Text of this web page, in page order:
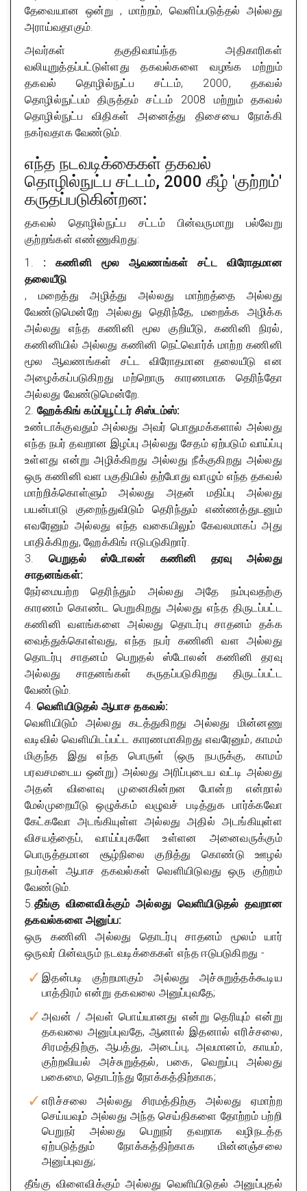
தேவையான ஒன்று , மாற்றம், வெளிப்படுத்தல் அல்லது
அராய்வதாகும்.
அவர்கள் தகுதிவாய்ந்த அதிகாரிகள்
வலியுறுத்தப்பட்டுள்ளது தகவல்களை வழங்க மற்றும்
தகவல் தொழில்நுட்ப சட்டம், 2000, தகவல்
தொழில்நுட்பம் திருத்தம் சட்டம் 2008 மற்றும் தகவல்
தொழில்நுட்ப விதிகள் அனைத்து திசையை நோக்கி
நகர்வதாக வேண்டும்.
எந்த நடவடிக்கைகள் தகவல்
தொழில்நுட்ப சட்டம், 2000 கீழ் 'குற்றம்'
கருதப்படுகின்றன:
தகவல் தொழில்நுட்ப சட்டம் பின்வருமாறு பல்வேறு
குற்றங்கள் எண்ணுகிறது:
1. : கணினி மூல ஆவணங்கள் சட்ட விரோதமான
தலையீடு
, மறைத்து அழித்து அல்லது மாற்றத்தை அல்லது
வேண்டுமென்றே அல்லது தெரிந்தே, மறைக்க அழிக்க
அல்லது எந்த கணினி மூல குறியீடு, கணினி நிரல்,
கணினியில் அல்லது கணினி நெட்வொர்க் மாற்ற கணினி
மூல ஆவணங்கள் சட்ட விரோதமான தலையீடு என
அழைக்கப்படுகிறது மற்றொரு காரணமாக தெரிந்தோ
அல்லது வேண்டுமென்றே.
2. ஹேக்கிங் கம்ப்யூட்டர் சிஸ்டம்ஸ்:
உண்டாக்குவதும் அல்லது அவர் பொதுமக்களால் அல்லது
எந்த நபர் தவறான இழப்பு அல்லது சேதம் ஏற்படும் வாய்ப்பு
உள்ளது என்று அழிக்கிறது அல்லது நீக்குகிறது அல்லது
ஒரு கணினி வள பகுதியில் தற்போது வாழும் எந்த தகவல்
மாற்றிக்கொள்ளும் அல்லது அதன் மதிப்பு அல்லது
பயன்பாடு குறைந்துவிடும் தெரிந்தும் எண்ணத்துடனும்
எவரேனும் அல்லது எந்த வகையிலும் கேவலமாகப் அது
பாதிக்கிறது, ஹேக்கிங் ஈடுபடுகிறார்.
3. பெறுதல் ஸ்டோலன் கணினி தரவு அல்லது
சாதனங்கள்:
நேர்மையற்ற தெரிந்தும் அல்லது அதே நம்புவதற்கு
காரணம் கொண்ட பெறுகிறது அல்லது எந்த திருடப்பட்ட
கணினி வளங்களை அல்லது தொடர்பு சாதனம் தக்க
வைத்துக்கொள்வது, எந்த நபர் கணினி வள அல்லது
தொடர்பு சாதனம் பெறுதல் ஸ்டோலன் கணினி தரவு
அல்லது சாதனங்கள் கருதப்படுகிறது திருடப்பட்ட
வேண்டும்.
4. வெளியிடுதல் ஆபாச தகவல்:
வெளியிடும் அல்லது கடத்துகிறது அல்லது மின்னணு
வடிவில் வெளியிடப்பட்ட காரணமாகிறது எவரேனும், காமம்
மிகுந்த இது எந்த பொருள் (ஒரு நபருக்கு, காமம்
பரவசமடைய ஒன்று) அல்லது அரிப்புடைய வட்டி அல்லது
அதன் விளைவு முனைகின்றன போன்ற என்றால்
மேல்முறையீடு ஒழுக்கம் வழுவச் படித்துக பார்க்கவோ
கேட்கவோ அடங்கியுள்ள அல்லது அதில் அடங்கியுள்ள
விசயத்தைப், வாய்ப்புகளே உள்ளன அனைவருக்கும்
பொருத்தமான சூழ்நிலை குறித்து கொண்டு ஊழல்
நபர்கள் ஆபாச தகவல்கள் வெளியிடுவது ஒரு குற்றம்
வேண்டும்.
5.தீங்கு விளைவிக்கும் அல்லது வெளியிடுதல் தவறான
தகவல்களை அனுப்ப:
ஒரு கணினி அல்லது தொடர்பு சாதனம் மூலம் யார்
ஒருவர் பின்வரும் நடவடிக்கைகள் எந்த ஈடுபடுகிறது -
இதன்படி குற்றமாகும் அல்லது அச்சுறுத்தக்கூடிய
பாத்திரம் என்று தகவலை அனுப்புவதே;
அவன் / அவள் பொய்யானது என்று தெரியும் என்று
தகவலை அனுப்புவதே, ஆனால் இதனால் எரிச்சலை,
சிரமத்திற்கு, ஆபத்து, அடைப்பு, அவமானம், காயம்,
குற்றவியல் அச்சுறுத்தல், பகை, வெறுப்பு அல்லது
பகைமை, தொடர்ந்து நோக்கத்திற்காக;
எரிச்சலை அல்லது சிரமத்திற்கு அல்லது ஏமாற்ற
செய்யவும் அல்லது அந்த செய்திகளை தோற்றம் பற்றி
பெறுநர் அல்லது பெறுநர் தவறாக வழிநடத்த
ஏற்படுத்தும் நோக்கத்திற்காக மின்னஞ்சலை
அனுப்புவது;
தீங்கு விளைவிக்கும் அல்லது வெளியிடுதல் அனுப்புதல்